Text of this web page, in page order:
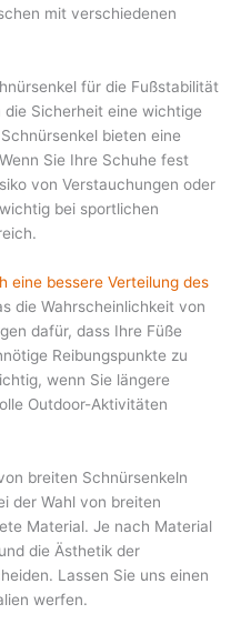
mit verschiedenen
für die Fußstabilität
Sicherheit eine wichtige
bieten eine
Sie Ihre Schuhe fest
von Verstauchungen oder
bei sportlichen
eine bessere Verteilung des
die Wahrscheinlichkeit von
dafür, dass Ihre Füße
Reibungspunkte zu
wenn Sie längere
Outdoor-Aktivitäten
breiten Schnürsenkeln
der Wahl von breiten
Material. Je nach Material
die Ästhetik der
Lassen Sie uns einen
werfen.